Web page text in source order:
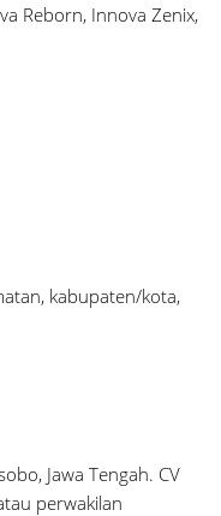
Reborn, Innova Zenix,
kabupaten/kota,
Jawa Tengah. CV
perwakilan